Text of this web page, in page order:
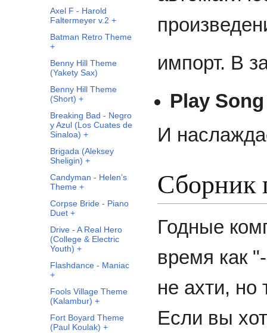
Axel F - Harold
Faltermeyer v.2 +
Batman Retro Theme
+
Benny Hill Theme
(Yakety Sax)
Benny Hill Theme
(Short) +
Breaking Bad - Negro
y Azul (Los Cuates de
Sinaloa) +
Brigada (Aleksey
Sheligin) +
Candyman - Helen’s
Theme +
Corpse Bride - Piano
Duet +
Drive - A Real Hero
(College & Electric
Youth) +
Flashdance - Maniac
+
Fools Village Theme
(Kalambur) +
Fort Boyard Theme
(Paul Koulak) +
импорт. В
Play Song
И
Сборник
Годные
время как
не ахти, но
Если вы